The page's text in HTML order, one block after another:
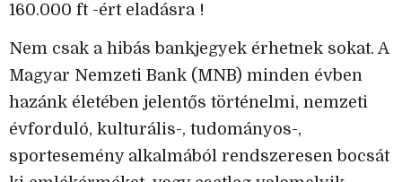
160.000 ft -ért eladásra !
Nem csak a hibás bankjegyek érhetnek sokat. A
Magyar Nemzeti Bank (MNB) minden évben
hazánk életében jelentős történelmi, nemzeti
évforduló, kulturális-, tudományos-,
sportesemény alkalmából rendszeresen bocsát